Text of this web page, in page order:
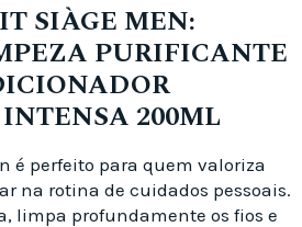
SIÀGE MEN:
PURIFICANTE
200ML
é perfeito para quem valoriza
na rotina de cuidados pessoais.
limpa profundamente os fios e